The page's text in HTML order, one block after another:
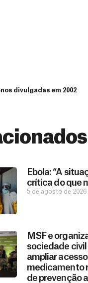
divulgadas em 2002
Ebola: “A
crítica do que
5 de agosto de 2026
MSF e
sociedade
ampliar
medicamento
de prevenção